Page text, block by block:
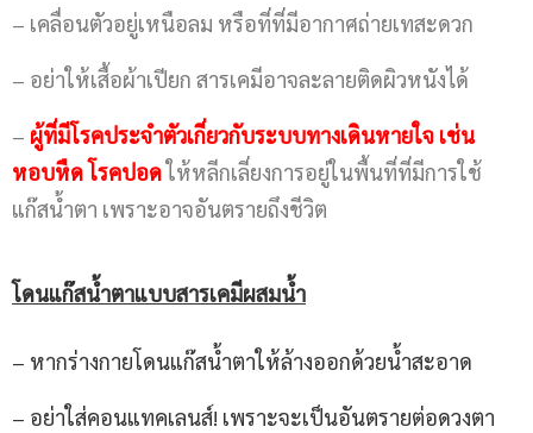
– เคลื่อนตัวอยู่เหนือลม หรือที่ที่มีอากาศถ่ายเทสะดวก
– อย่าให้เสื้อผ้าเปียก สารเคมีอาจละลายติดผิวหนังได้
– ผู้ที่มีโรคประจำตัวเกี่ยวกับระบบทางเดินหายใจ เช่น
หอบหืด โรคปอดให้หลีกเลี่ยงการอยู่ในพื้นที่ที่มีการใช้
แก๊สน้ำตา เพราะอาจอันตรายถึงชีวิต
โดนแก๊สน้ำตาแบบสารเคมีผสมน้ำ
– หากร่างกายโดนแก๊สน้ำตาให้ล้างออกด้วยน้ำสะอาด
– อย่าใส่คอนแทคเลนส์! เพราะจะเป็นอันตรายต่อดวงตา